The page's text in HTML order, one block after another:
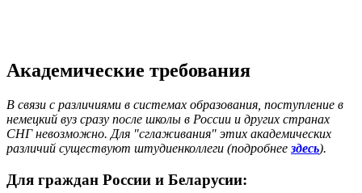
Академические требования
В связи с различиями в системах образования, поступление в
немецкий вуз сразу после школы в России и других странах
СНГ невозможно. Для "сглаживания" этих академических
различий существуют штудиенколлеги (подробнее здесь).
Для граждан России и Беларусии: